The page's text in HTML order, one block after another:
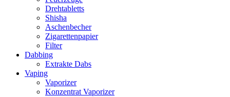
Drehtabletts
Shisha
Aschenbecher
Zigarettenpapier
Filter
Dabbing
Extrakte Dabs
Vaping
Vaporizer
Konzentrat Vaporizer